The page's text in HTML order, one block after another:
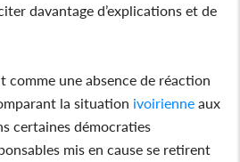
davantage d’explications et de
comme une absence de réaction
la situation ivoirienne aux
certaines démocraties
mis en cause se retirent